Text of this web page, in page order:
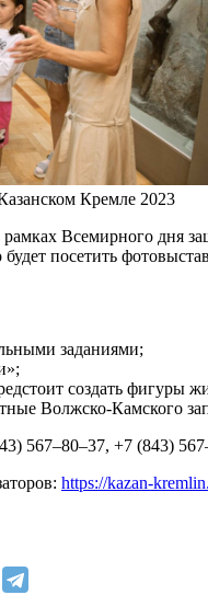
Кремле 2023
Всемирного дня
посетить
заданиями;
создать фигуры
Волжско-Камского
567–80–37, +7 (843)
https://kazan-